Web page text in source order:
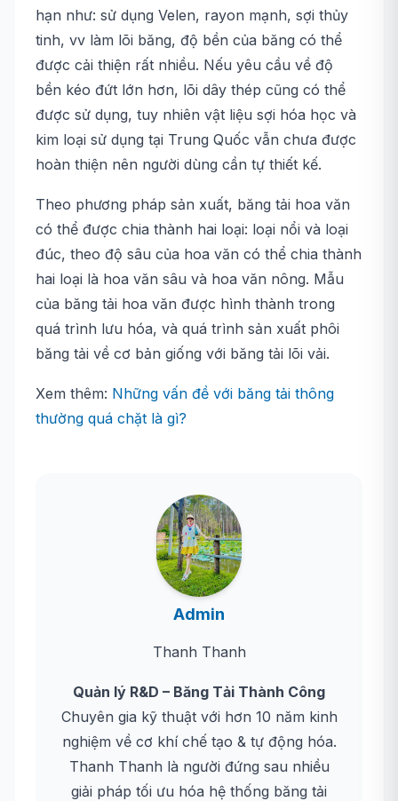
hạn như: sử dụng Velen, rayon mạnh, sợi thủy
tinh, vv làm lõi băng, độ bền của băng có thể
được cải thiện rất nhiều. Nếu yêu cầu về độ
bền kéo đứt lớn hơn, lõi dây thép cũng có thể
được sử dụng, tuy nhiên vật liệu sợi hóa học và
kim loại sử dụng tại Trung Quốc vẫn chưa được
hoàn thiện nên người dùng cần tự thiết kế.
Theo phương pháp sản xuất, băng tải hoa văn
có thể được chia thành hai loại: loại nổi và loại
đúc, theo độ sâu của hoa văn có thể chia thành
hai loại là hoa văn sâu và hoa văn nông. Mẫu
của băng tải hoa văn được hình thành trong
quá trình lưu hóa, và quá trình sản xuất phôi
băng tải về cơ bản giống với băng tải lõi vải.
Xem thêm: Những vấn đề với băng tải thông
thường quá chặt là gì?
Admin
Thanh Thanh
Quản lý R&D – Băng Tải Thành Công
Chuyên gia kỹ thuật với hơn 10 năm kinh
nghiệm về cơ khí chế tạo & tự động hóa.
Thanh Thanh là người đứng sau nhiều
giải pháp tối ưu hóa hệ thống băng tải